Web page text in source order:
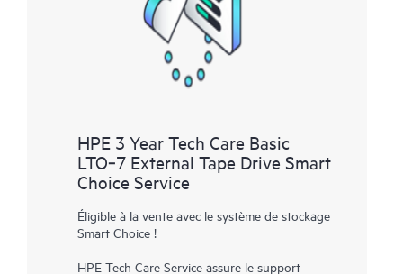
HPE 3 Year Tech Care Basic
LTO‑7 External Tape Drive Smart
Choice Service
Éligible à la vente avec le système de stockage
Smart Choice !
HPE Tech Care Service assure le support